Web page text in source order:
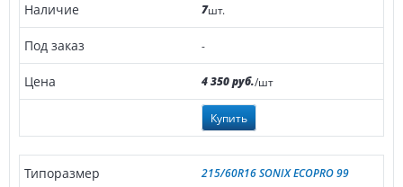
7шт.
-
4 350 руб./шт
Купить
215/60R16 SONIX ECOPRO 99